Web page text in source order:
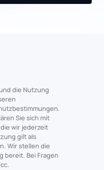
die Nutzung
Sie sich mit
wir jederzeit
gilt als
Wir stellen die
bereit. Bei Fragen